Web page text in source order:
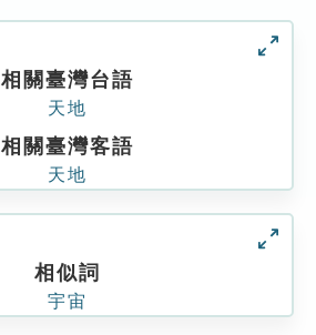
相關臺灣台語
天地
相關臺灣客語
天地
相似詞
宇宙